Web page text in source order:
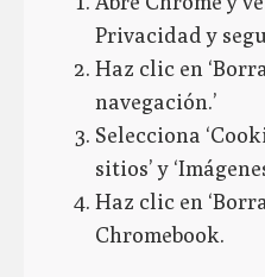
Privacidad y
Haz clic en
navegación.’
Selecciona
sitios’ y
Haz clic en
Chromebook.